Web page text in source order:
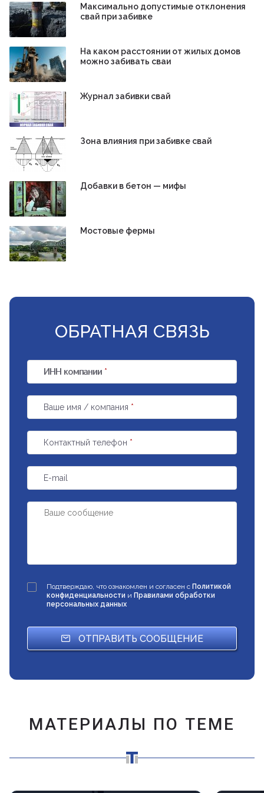
Максимально допустимые отклонения
свай при забивке
На каком расстоянии от жилых домов
можно забивать сваи
Журнал забивки свай
Зона влияния при забивке свай
Добавки в бетон — мифы
Мостовые фермы
ОБРАТНАЯ СВЯЗЬ
ИНН компании *
Ваше имя / компания *
Контактный телефон *
E-mail
Подтверждаю, что ознакомлен и согласен с Политикой
конфиденциальности и Правилами обработки
персональных данных
ОТПРАВИТЬ СООБЩЕНИЕ
МАТЕРИАЛЫ ПО ТЕМЕ